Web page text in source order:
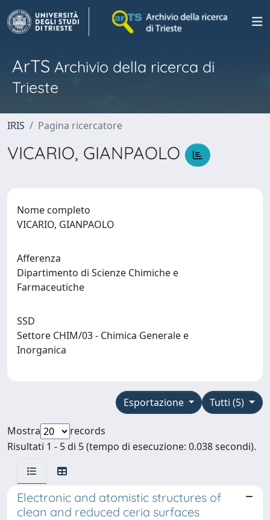
ArTS Archivio della ricerca di
Trieste
IRIS Pagina ricercatore
VICARIO, GIANPAOLO
Nome completo
VICARIO, GIANPAOLO
Afferenza
Dipartimento di Scienze Chimiche e
Farmaceutiche
SSD
Settore CHIM/03 - Chimica Generale e
Inorganica
Tutti (5)
Esportazione
Mostra
records
Risultati 1 - 5 di 5 (tempo di esecuzione: 0.038 secondi).
Electronic and atomistic structures of
clean and reduced ceria surfaces